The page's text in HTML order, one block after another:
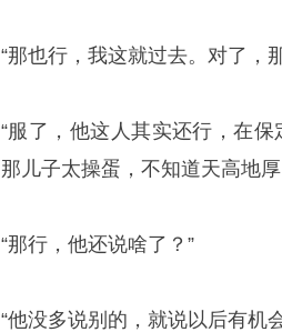
“那也行，我这就过去。对了，
“服了，他这人其实还行，在
那儿子太操蛋，不知道天高地
“那行，他还说啥了？”
“他没多说别的，就说以后有机